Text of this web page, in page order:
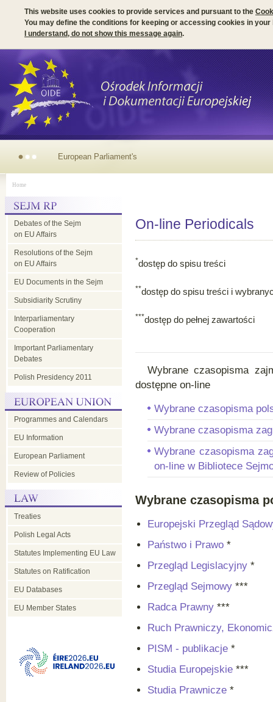
This website uses cookies to provide services and pursuant to the
You may define the conditions for keeping or accessing cookies in your
I understand, do not show this message again.
Irish Presidency of
parliamentary
dimension
Home
Debates of the Sejm
on EU Affairs
Resolutions of the Sejm
on EU Affairs
EU Documents in the Sejm
Subsidiarity Scrutiny
Interparliamentary
Cooperation
Important Parliamentary
Debates
Polish Presidency 2011
Programmes and Calendars
EU Information
European Parliament
Review of Policies
Treaties
Polish Legal Acts
Statutes Implementing EU Law
Statutes on Ratification
EU Databases
EU Member States
On-line Periodicals
*dostęp do spisu treści
**dostęp do spisu treści i
***dostęp do pełnej zawartości
Wybrane czasopisma
dostępne on-line
Wybrane czasopisma
Wybrane czasopisma
Wybrane czasopisma
on-line w Bibliotece
Wybrane czasopisma
Europejski Przegląd
Państwo i Prawo *
Przegląd Legislacyjny *
Przegląd Sejmowy ***
Radca Prawny ***
Ruch Prawniczy,
PISM - publikacje *
Studia Europejskie ***
Studia Prawnicze *